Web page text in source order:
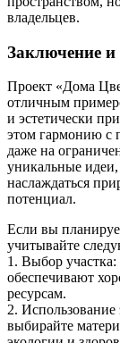
владельцев.
Заключение и
Проект «Дома
отличным
и эстетически
этом гармонию с
даже на
уникальные
наслаждаться
потенциал.
Если вы
учитывайте
1. Выбор участка:
обеспечивают
ресурсам.
2. Использование
выбирайте